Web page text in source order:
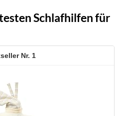
Schlafhilfen für
1